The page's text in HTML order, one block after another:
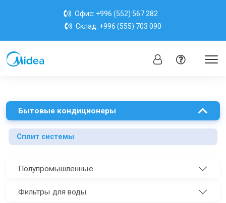
Офис: +996 (552) 567 282
Склад: +996 (555) 703 090
Бытовые кондиционеры
Сплит системы
Полупромышленные
Фильтры для воды